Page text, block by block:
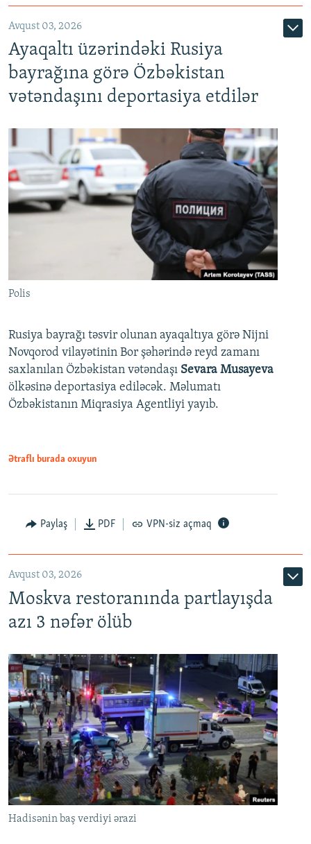
Avqust 03, 2026
Ayaqaltı üzərindəki Rusiya
bayrağına görə Özbəkistan
vətəndaşını deportasiya etdilər
Polis
Rusiya bayrağı təsvir olunan ayaqaltıya görə Nijni
Novqorod vilayətinin Bor şəhərində reyd zamanı
saxlanılan Özbəkistan vətəndaşı Sevara Musayeva
ölkəsinə deportasiya ediləcək. Məlumatı
Özbəkistanın Miqrasiya Agentliyi yayıb.
Ətraflı burada oxuyun
Paylaş PDF VPN-siz açmaq
Avqust 03, 2026
Moskva restoranında partlayışda
azı 3 nəfər ölüb
Hadisənin baş verdiyi ərazi